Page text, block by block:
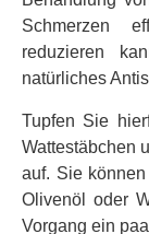
Schmerzen
reduzieren
natürliches
Tupfen Sie
Wattestäbchen
auf. Sie
Olivenöl oder
Vorgang ein